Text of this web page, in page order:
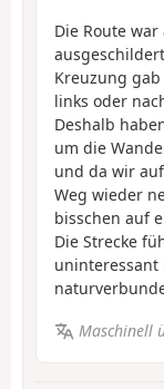
Die Route
Kreuzung
links oder
Deshalb
um die
und da wir
Weg wieder
bisschen auf
Die Strecke
uninteressant
Maschinell